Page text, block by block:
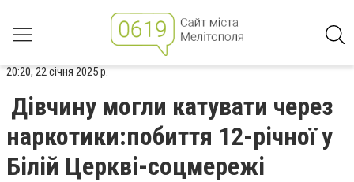
20:20, 22 січня 2025 р.
Дівчину могли катувати через
наркотики:побиття 12-річної у
Білій Церкві-соцмережі